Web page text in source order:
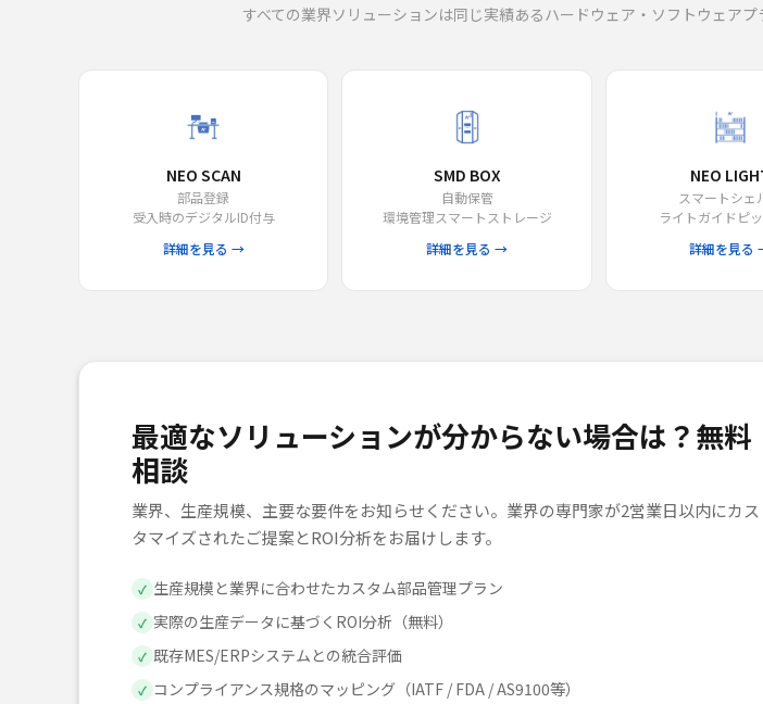
すべての業界ソリューションは同じ実績あるハードウェア・ソフトウェア
NEO SCAN
部品登録
受入時のデジタルID付与
詳細を見る →
SMD BOX
自動保管
環境管理スマートストレージ
詳細を見る →
NEO
スマートシェ
ライトガイドピ
詳細を見る
最適なソリューションが分からない場合は？無料
相談
業界、生産規模、主要な要件をお知らせください。業界の専門家が2営業日以内にカス
タマイズされたご提案とROI分析をお届けします。
✓ 生産規模と業界に合わせたカスタム部品管理プラン
✓ 実際の生産データに基づくROI分析（無料）
✓ 既存MES/ERPシステムとの統合評価
✓ コンプライアンス規格のマッピング（IATF / FDA / AS9100等）